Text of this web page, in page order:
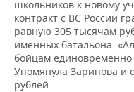
школьников к новому
контракт с ВС России
равную 305 тысячам
именных батальона:
бойцам
Упомянула Зарипова и
рублей.